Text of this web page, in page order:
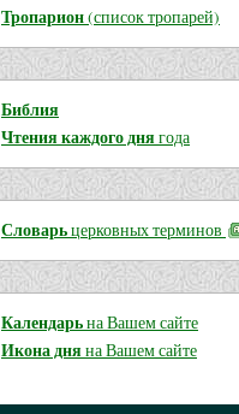
Тропарион(список тропарей)
Библия
Чтения каждого днягода
Словарьцерковных терминов
Календарьна Вашем сайте
Икона дняна Вашем сайте